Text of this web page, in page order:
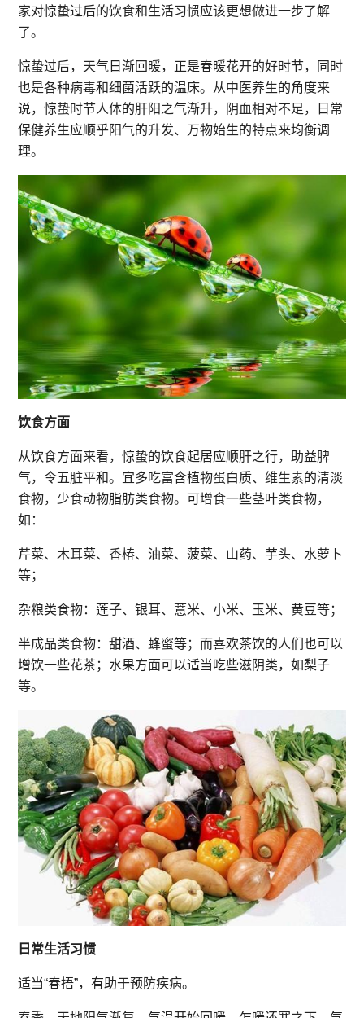
家对惊蛰过后的饮食和生活习惯应该更想做进一步了解
了。
惊蛰过后，天气日渐回暖，正是春暖花开的好时节，同时
也是各种病毒和细菌活跃的温床。从中医养生的角度来
说，惊蛰时节人体的肝阳之气渐升，阴血相对不足，日常
保健养生应顺乎阳气的升发、万物始生的特点来均衡调
理。
饮食方面
从饮食方面来看，惊蛰的饮食起居应顺肝之行，助益脾
气，令五脏平和。宜多吃富含植物蛋白质、维生素的清淡
食物，少食动物脂肪类食物。可增食一些茎叶类食物，
如：
芹菜、木耳菜、香椿、油菜、菠菜、山药、芋头、水萝卜
等；
杂粮类食物：莲子、银耳、薏米、小米、玉米、黄豆等；
半成品类食物：甜酒、蜂蜜等；而喜欢茶饮的人们也可以
增饮一些花茶；水果方面可以适当吃些滋阴类，如梨子
等。
日常生活习惯
适当“春捂”，有助于预防疾病。